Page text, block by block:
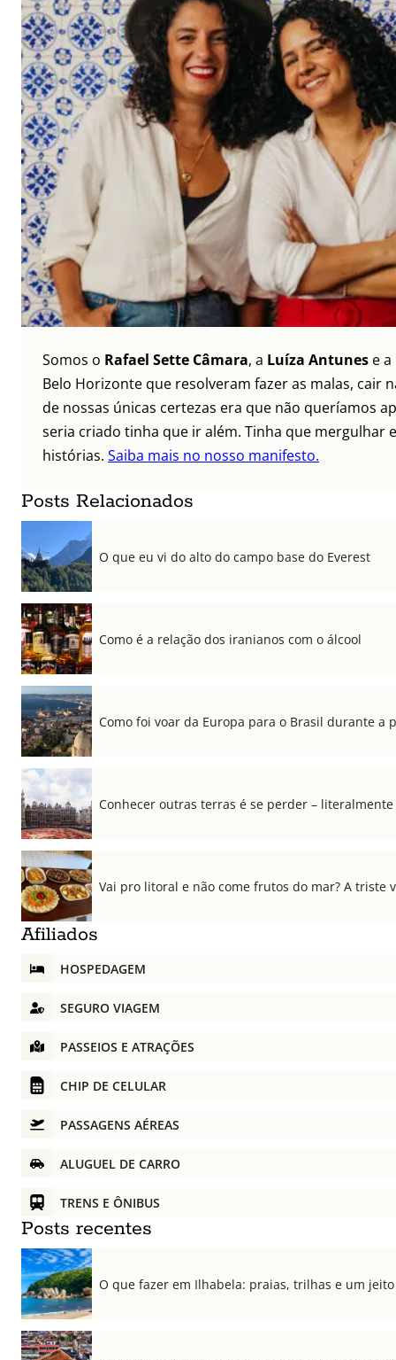
Somos o Rafael Sette Câmara, a Luíza Antunes e a
Belo Horizonte que resolveram fazer as malas, cair
de nossas únicas certezas era que não queríamos
seria criado tinha que ir além. Tinha que mergulhar
histórias. Saiba mais no nosso manifesto.
Posts Relacionados
O que eu vi do alto do campo base do Everest
Como é a relação dos iranianos com o álcool
Como foi voar da Europa para o Brasil durante a
Conhecer outras terras é se perder – literalmente
Vai pro litoral e não come frutos do mar? A triste
Afiliados
HOSPEDAGEM
SEGURO VIAGEM
PASSEIOS E ATRAÇÕES
CHIP DE CELULAR
PASSAGENS AÉREAS
ALUGUEL DE CARRO
TRENS E ÔNIBUS
Posts recentes
O que fazer em Ilhabela: praias, trilhas e um